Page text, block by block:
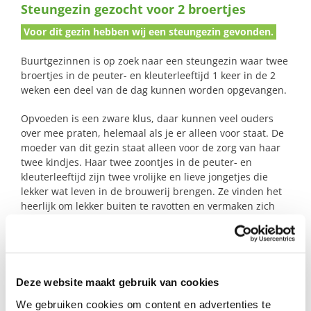
Deze website maakt gebruik van cookies
We gebruiken cookies om content en advertenties te
naar:
Steungezin gezocht voor 2 broertjes
Voor dit gezin hebben wij een steungezin gevonden.
Buurtgezinnen is op zoek naar een steungezin waar twee
broertjes in de peuter- en kleuterleeftijd 1 keer in de 2
weken een deel van de dag kunnen worden opgevangen.
Opvoeden is een zware klus, daar kunnen veel ouders
over mee praten, helemaal als je er alleen voor staat. De
moeder van dit gezin staat alleen voor de zorg van haar
twee kindjes. Haar twee zoontjes in de peuter- en
kleuterleeftijd zijn twee vrolijke en lieve jongetjes die
lekker wat leven in de brouwerij brengen. Ze vinden het
heerlijk om lekker buiten te ravotten en vermaken zich
ondersteuning in de zorg van de jongetjes helpt de
moeder weer om op adem te komen en haar weg naar